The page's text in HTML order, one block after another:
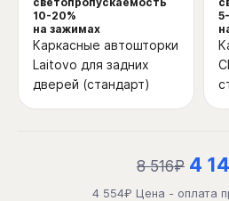
10-20%
на зажимах
Каркасные автошторки
Laitovo для задних
дверей (стандарт)
8 516₽ 4
4 554₽ Цена - оплата